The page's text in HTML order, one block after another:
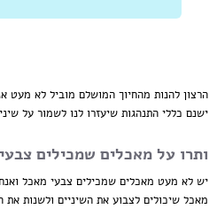
הרצון להנות מהחיוך המושלם מוביל לא מעט
ישנם כללי התנהגות שיעזרו לנו לשמור על
ותרו על מאכלים שמכילים
יש לא מעט מאכלים שמכילים צבעי מאכל
מאכל שיכולים לצבוע את השיניים ולשנות את